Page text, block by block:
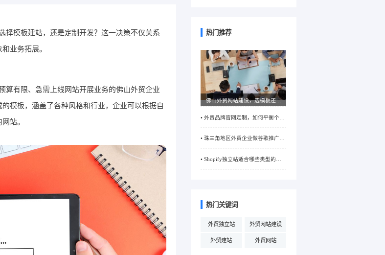
择模板建站，还是定制开发？这一决策不仅关系
业务拓展。
算有限、急需上线网站开展业务的佛山外贸企业
模板，涵盖了各种风格和行业，企业可以根据自
站。
热门推荐
佛山外贸网站建设，选模板还是
定制更适合企业需求？
• 外贸品牌官网定制，如何平衡个性
• 珠三角地区外贸企业做谷歌推广，
• Shopify独立站适合哪些类型的外
热门关键词
外贸独立站 外贸网站建设
外贸建站 外贸网站